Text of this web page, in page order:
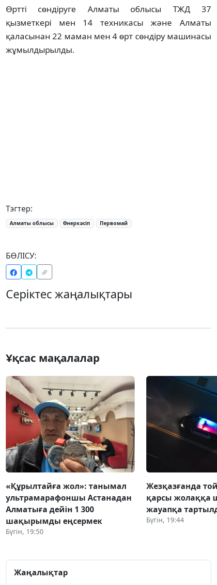
Өртті сөндіруге Алматы облысы ТЖД 37
қызметкері мен 14 техникасы және Алматы
қаласынан 22 маман мен 4 өрт сөндіру машинасы
жұмылдырылды.
Тэгтер:
Алматы облысы Өнеркәсіп Первомай
БӨЛІСУ:
Серіктес жаңалықтары
Ұқсас мақалалар
«Құрылтайға жол»: танымал
ультрамарафоншы Астанадан
Алматыға дейін 1 300
шақырымды еңсермек
Бүгін, 19:50
Жезқазғанда
қарсы жолаққа
жауапқа
Бүгін, 19:44
Жаңалықтар